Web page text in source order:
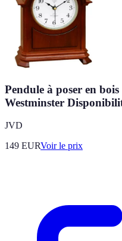
Pendule à poser en
Westminster
JVD
149 EURVoir le prix